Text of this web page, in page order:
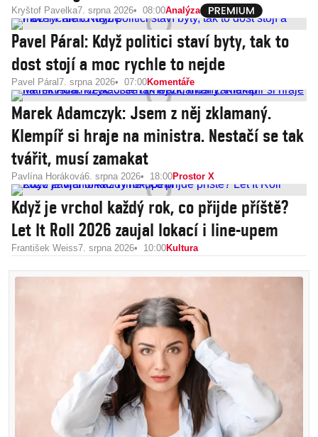
Kryštof Pavelka7. srpna 2026 08:00Analýza
Pavel Páral: Když politici staví byty, tak to
dost stojí a moc rychle to nejde
Pavel Páral 7. srpna 2026 07:00Komentáře
Marek Adamczyk: Jsem z něj zklamaný.
Klempíř si hraje na ministra. Nestačí se tak
tvářit, musí zamakat
Pavlína Horáková6. srpna 2026 18:00Prostor X
Když je vrchol každý rok, co přijde příště?
Let It Roll 2026 zaujal lokací i line-upem
František Weiss7. srpna 2026 10:00Kultura